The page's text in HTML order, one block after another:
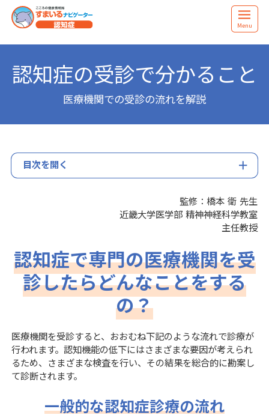
Menu
認知症の受診で分かること
医療機関での受診の流れを解説
目次を開く
監修：橋本 衛 先生
近畿大学医学部 精神神経科学教室
主任教授
認知症で専門の医療機関を受
診したらどんなことをする
の？
医療機関を受診すると、おおむね下記のような流れで診療が
行われます。認知機能の低下にはさまざまな要因が考えられ
るため、さまざまな検査を行い、その結果を総合的に勘案し
て診断されます。
一般的な認知症診療の流れ